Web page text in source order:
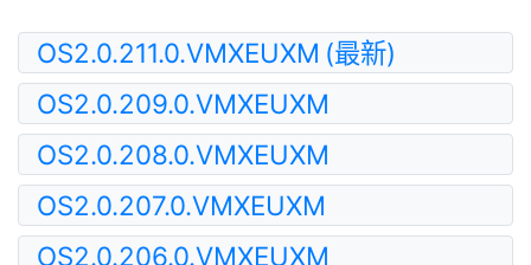
OS2.0.211.0.VMXEUXM (最新)
OS2.0.209.0.VMXEUXM
OS2.0.208.0.VMXEUXM
OS2.0.207.0.VMXEUXM
OS2.0.206.0.VMXEUXM